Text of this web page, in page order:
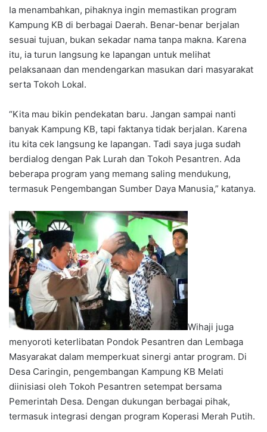
Ia menambahkan, pihaknya ingin memastikan program
Kampung KB di berbagai Daerah. Benar-benar berjalan
sesuai tujuan, bukan sekadar nama tanpa makna. Karena
itu, ia turun langsung ke lapangan untuk melihat
pelaksanaan dan mendengarkan masukan dari masyarakat
serta Tokoh Lokal.
“Kita mau bikin pendekatan baru. Jangan sampai nanti
banyak Kampung KB, tapi faktanya tidak berjalan. Karena
itu kita cek langsung ke lapangan. Tadi saya juga sudah
berdialog dengan Pak Lurah dan Tokoh Pesantren. Ada
beberapa program yang memang saling mendukung,
termasuk Pengembangan Sumber Daya Manusia,” katanya.
Wihaji juga
menyoroti keterlibatan Pondok Pesantren dan Lembaga
Masyarakat dalam memperkuat sinergi antar program. Di
Desa Caringin, pengembangan Kampung KB Melati
diinisiasi oleh Tokoh Pesantren setempat bersama
Pemerintah Desa. Dengan dukungan berbagai pihak,
termasuk integrasi dengan program Koperasi Merah Putih.